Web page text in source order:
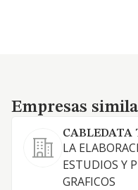
Empresas similares
Empresas
CABLEDATA
LA
ESTUDIOS Y
GRAFICOS